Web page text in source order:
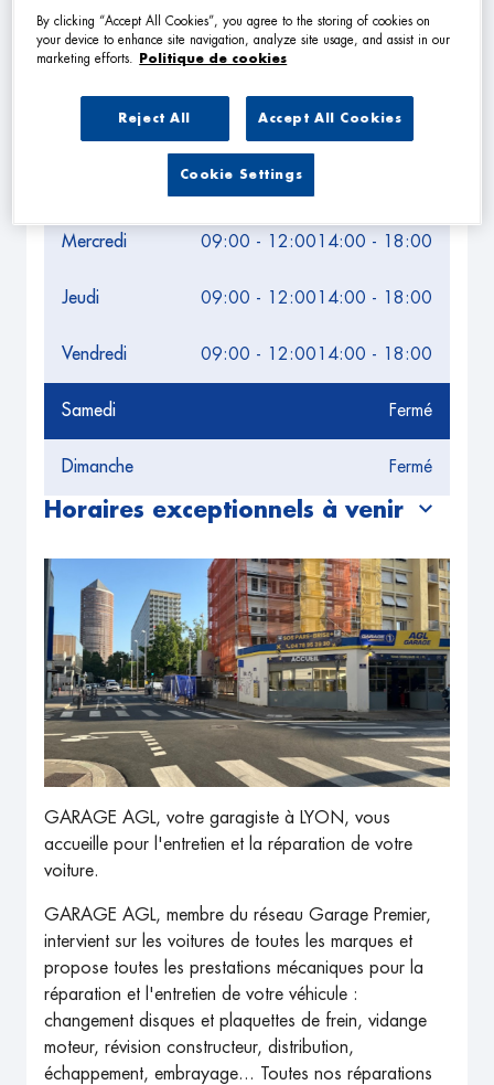
09:00 - 12:00
09:00 - 12:00
Mercredi 09:00 - 12:00 14:00 - 18:00
Jeudi 09:00 - 12:00 14:00 - 18:00
Vendredi 09:00 - 12:00 14:00 - 18:00
Samedi Fermé
Dimanche Fermé
Horaires exceptionnels à venir
NAVIGUER ITINÉRAIRE
GARAGE AGL, votre garagiste à LYON, vous
accueille pour l'entretien et la réparation de votre
voiture.
GARAGE AGL, membre du réseau Garage Premier,
intervient sur les voitures de toutes les marques et
propose toutes les prestations mécaniques pour la
réparation et l'entretien de votre véhicule :
changement disques et plaquettes de frein, vidange
moteur, révision constructeur, distribution,
échappement, embrayage... Toutes nos réparations
By clicking “Accept All Cookies”, you agree to the storing of cookies on
your device to enhance site navigation, analyze site usage, and assist in our
marketing efforts.
Politique de cookies
Reject All Accept All Cookies
Cookie Settings